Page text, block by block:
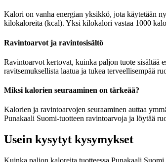
Kalori on vanha energian yksikkö, jota käytetään
kilokaloreita (kcal). Yksi kilokalori vastaa 1000
Ravintoarvot ja ravintosisältö
Ravintoarvot kertovat, kuinka paljon tuote sisältää
ravitsemuksellista laatua ja tukea terveellisempää
Miksi kalorien seuraaminen on tärkeää?
Kalorien ja ravintoarvojen seuraaminen auttaa
Punakaali Suomi-tuotteen ravintoarvoja ja löytää
Usein kysytyt kysymykset